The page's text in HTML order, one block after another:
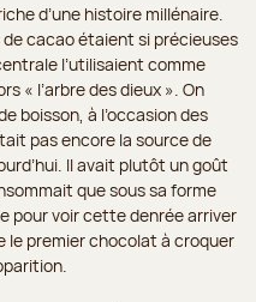
d’une histoire millénaire.
cacao étaient si précieuses
l’utilisaient comme
« l’arbre des dieux ». On
boisson, à l’occasion des
pas encore la source de
Il avait plutôt un goût
que sous sa forme
pour voir cette denrée arriver
le premier chocolat à croquer